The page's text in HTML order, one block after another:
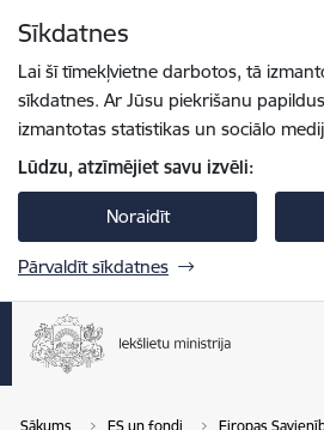
Sīkdatnes
Lai šī tīmekļvietne darbotos, tā
sīkdatnes. Ar Jūsu piekrišanu
izmantotas statistikas un sociālo
Lūdzu, atzīmējiet savu izvēli:
Noraidīt
Pārvaldīt sīkdatnes
Sākums ES un fondi Eiropas